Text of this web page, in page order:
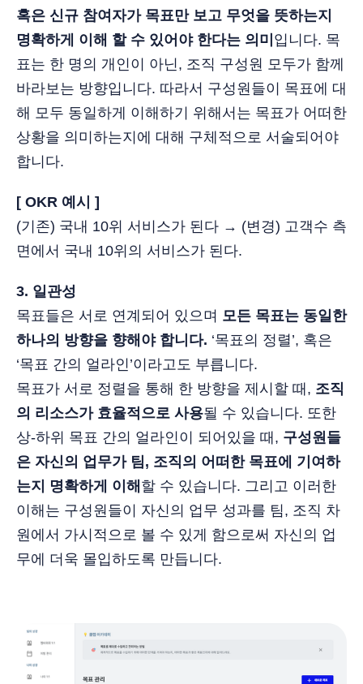
혹은 신규 참여자가 목표만 보고 무엇을 뜻하는지
명확하게 이해 할 수 있어야 한다는 의미 입니다. 목
표는 한 명의 개인이 아닌, 조직 구성원 모두가 함께
바라보는 방향입니다. 따라서 구성원들이 목표에 대
해 모두 동일하게 이해하기 위해서는 목표가 어떠한
상황을 의미하는지에 대해 구체적으로 서술되어야
합니다.
[ OKR 예시 ]
(기존) 국내 10위 서비스가 된다 → (변경) 고객수 측
면에서 국내 10위의 서비스가 된다.
3. 일관성
목표들은 서로 연계되어 있으며 모든 목표는 동일한
하나의 방향을 향해야 합니다. ‘목표의 정렬’, 혹은
‘목표 간의 얼라인’이라고도 부릅니다.
목표가 서로 정렬을 통해 한 방향을 제시할 때, 조직
의 리소스가 효율적으로 사용될 수 있습니다. 또한
상-하위 목표 간의 얼라인이 되어있을 때, 구성원들
은 자신의 업무가 팀, 조직의 어떠한 목표에 기여하
는지 명확하게 이해 할 수 있습니다. 그리고 이러한
이해는 구성원들이 자신의 업무 성과를 팀, 조직 차
원에서 가시적으로 볼 수 있게 함으로써 자신의 업
무에 더욱 몰입하도록 만듭니다.